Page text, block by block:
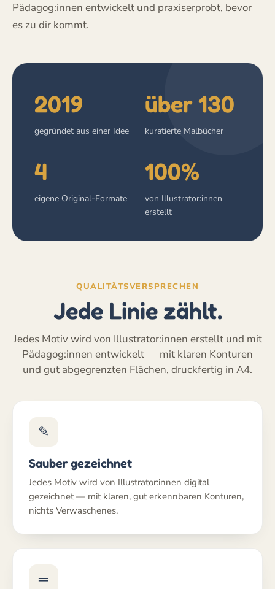
Pädagog:innen entwickelt und praxiserprobt, bevor
es zu dir kommt.
2019
gegründet aus einer Idee
über 130
kuratierte Malbücher
4
eigene Original-Formate
100%
von Illustrator:innen
erstellt
QUALITÄTSVERSPRECHEN
Jede Linie zählt.
Jedes Motiv wird von Illustrator:innen erstellt und mit
Pädagog:innen entwickelt — mit klaren Konturen
und gut abgegrenzten Flächen, druckfertig in A4.
✎
Sauber gezeichnet
Jedes Motiv wird von Illustrator:innen digital
gezeichnet — mit klaren, gut erkennbaren Konturen,
nichts Verwaschenes.
═